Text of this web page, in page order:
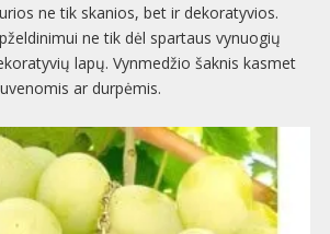
ne tik skanios, bet ir dekoratyvios.
ne tik dėl spartaus vynuogių
lapų. Vynmedžio šaknis kasmet
ar durpėmis.